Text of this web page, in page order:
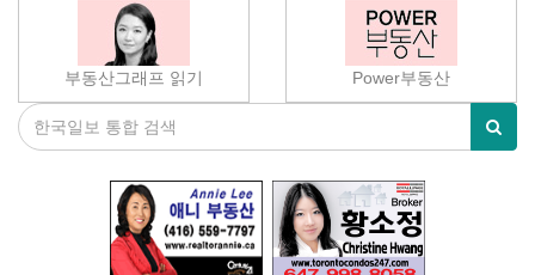
부동산그래프 읽기 Power부동산